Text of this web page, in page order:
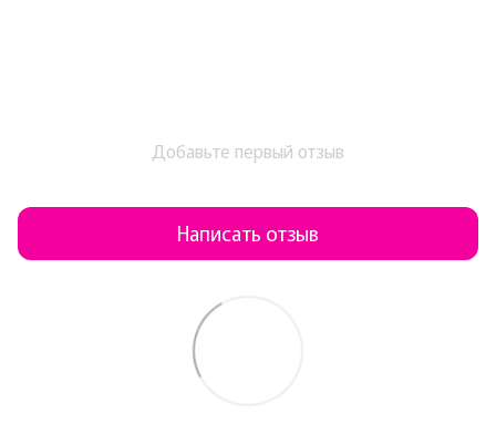
Добавьте первый отзыв
Написать отзыв